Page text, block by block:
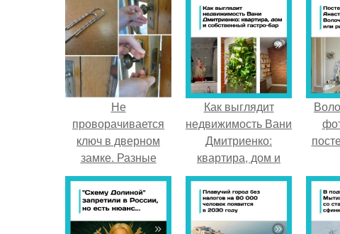
Не
проворачивается
ключ в дверном
замке. Разные
технические
неполадки, и как
при них вскрыть
дверной замок
Как выглядит
недвижимость Вани
Дмитриенко:
квартира, дом и
собственный гастро
- бар.